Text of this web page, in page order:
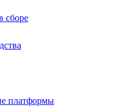
сборе
платформы